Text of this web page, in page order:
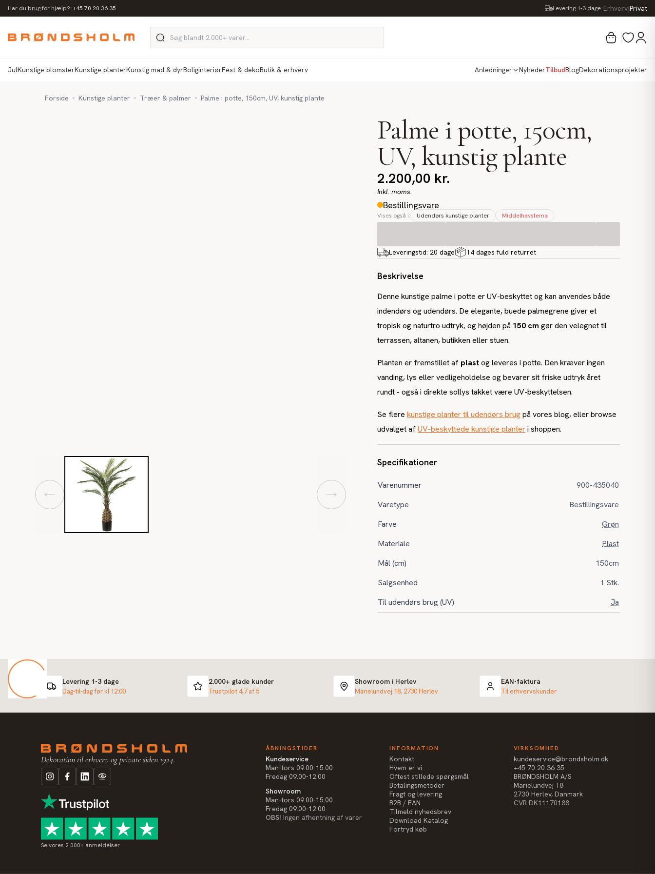
Har du brug for hjælp?·+45 70 20 36 35 Levering 1-3 dage·Erhverv|Privat
JulKunstige blomsterKunstige planterKunstig mad & dyrBoliginteriørFest & dekoButik & erhverv Anledninger NyhederTilbudBlogDekorationsprojekter
Forside Kunstige planter Træer & palmer Palme i potte, 150cm, UV, kunstig plante
Palme i potte, 150cm,
UV, kunstig plante
2.200,00 kr.
Inkl. moms.
Bestillingsvare
Vises også i: Udendørs kunstige planter Middelhavstema
Leveringstid:20 dage 14 dages fuld returret
Beskrivelse
Denne kunstige palme i potte er UV-beskyttet og kan anvendes både
indendørs og udendørs. De elegante, buede palmegrene giver et
tropisk og naturtro udtryk, og højden på 150 cm gør den velegnet til
terrassen, altanen, butikken eller stuen.
Planten er fremstillet af plastog leveres i potte. Den kræver ingen
vanding, lys eller vedligeholdelse og bevarer sit friske udtryk året
rundt - også i direkte sollys takket være UV-beskyttelsen.
Se flerekunstige planter til udendørs brug på vores blog, eller browse
udvalget afUV-beskyttede kunstige planteri shoppen.
Specifikationer
Varenummer
900-435040
Varetype
Bestillingsvare
Farve
Grøn
Materiale
Plast
Mål (cm)
150cm
Salgsenhed
1 Stk.
Til udendørs brug (UV)
Ja
Levering 1-3 dage
Dag-til-dag før kl 12:00
2.000+ glade kunder
Trustpilot 4,7 af 5
Showroom i Herlev
Marielundvej 18, 2730 Herlev
EAN-faktura
Til erhvervskunder
Dekoration til erhverv og private siden 1924.
Se vores 2.000+ anmeldelser
ÅBNINGSTIDER
Kundeservice
Man-tors 09.00-15.00
Fredag 09.00-12.00
Showroom
Man-tors 09.00-15.00
Fredag 09.00-12.00
OBS! Ingen afhentning af varer
INFORMATION
Kontakt
Hvem er vi
Oftest stillede spørgsmål
Betalingsmetoder
Fragt og levering
B2B / EAN
Tilmeld nyhedsbrev
Download Katalog
Fortryd køb
VIRKSOMHED
kundeservice@brondsholm.dk
+45 70 20 36 35
BRØNDSHOLM A/S
Marielundvej 18
2730 Herlev, Danmark
CVR DK11170188